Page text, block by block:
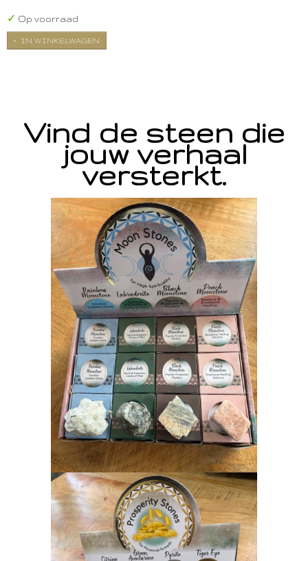
✓ Op voorraad
IN WINKELWAGEN
Vind de steen die
jouw verhaal
versterkt.